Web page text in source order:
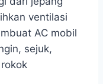
ventilasi
AC mobil
sejuk,